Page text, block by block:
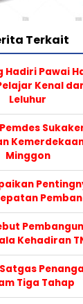
Terkait
Hadiri Pawai
Kenal
Leluhur
Pemdes
Minggon
Kehadiran
Tiga Tahap